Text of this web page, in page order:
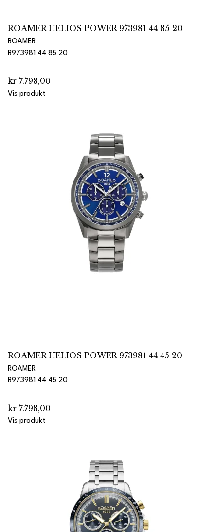
ROAMER HELIOS POWER 973981 44 85 20
ROAMER
R973981 44 85 20
kr 7.798,00
Vis produkt
ROAMER HELIOS POWER 973981 44 45 20
ROAMER
R973981 44 45 20
kr 7.798,00
Vis produkt